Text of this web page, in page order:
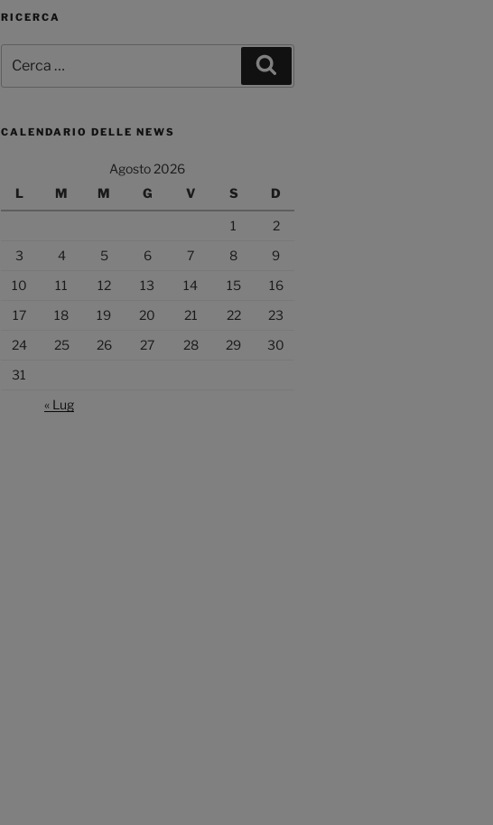
RICERCA
CALENDARIO DELLE NEWS
Agosto 2026
L
M M G V S D
1
2
3
4 5 6 7 8
9
10
11 12 13 14 15
16
17
18 19 20 21 22
23
24
25 26 27 28 29
30
31
« Lug